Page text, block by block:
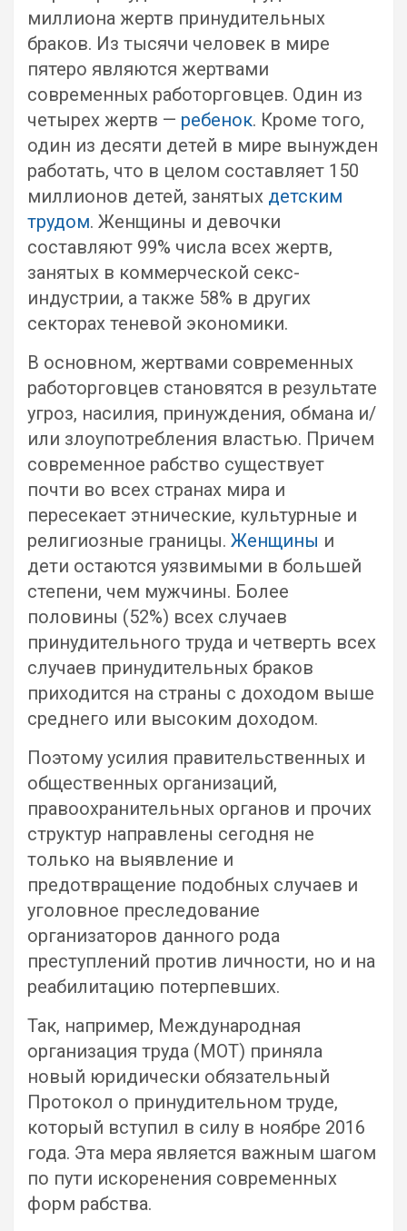
миллиона жертв принудительных
браков. Из тысячи человек в мире
пятеро являются жертвами
современных работорговцев. Один из
четырех жертв — ребенок. Кроме того,
один из десяти детей в мире вынужден
работать, что в целом составляет 150
миллионов детей, занятых детским
трудом. Женщины и девочки
составляют 99% числа всех жертв,
занятых в коммерческой секс-
индустрии, а также 58% в других
секторах теневой экономики.
В основном, жертвами современных
работорговцев становятся в результате
угроз, насилия, принуждения, обмана и/
или злоупотребления властью. Причем
современное рабство существует
почти во всех странах мира и
пересекает этнические, культурные и
религиозные границы. Женщины и
дети остаются уязвимыми в большей
степени, чем мужчины. Более
половины (52%) всех случаев
принудительного труда и четверть всех
случаев принудительных браков
приходится на страны с доходом выше
среднего или высоким доходом.
Поэтому усилия правительственных и
общественных организаций,
правоохранительных органов и прочих
структур направлены сегодня не
только на выявление и
предотвращение подобных случаев и
уголовное преследование
организаторов данного рода
преступлений против личности, но и на
реабилитацию потерпевших.
Так, например, Международная
организация труда (МОТ) приняла
новый юридически обязательный
Протокол о принудительном труде,
который вступил в силу в ноябре 2016
года. Эта мера является важным шагом
по пути искоренения современных
форм рабства.